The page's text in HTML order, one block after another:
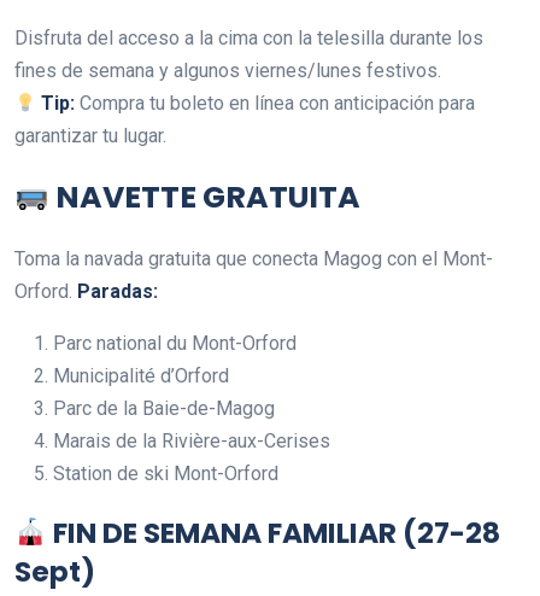
Disfruta del acceso a la cima con la telesilla durante los
fines de semana y algunos viernes/lunes festivos.
Tip: Compra tu boleto en línea con anticipación para
garantizar tu lugar.
NAVETTE GRATUITA
Toma la navada gratuita que conecta Magog con el Mont-
Orford. Paradas:
Parc national du Mont-Orford
Municipalité d’Orford
Parc de la Baie-de-Magog
Marais de la Rivière-aux-Cerises
Station de ski Mont-Orford
FIN DE SEMANA FAMILIAR (27-28
Sept)